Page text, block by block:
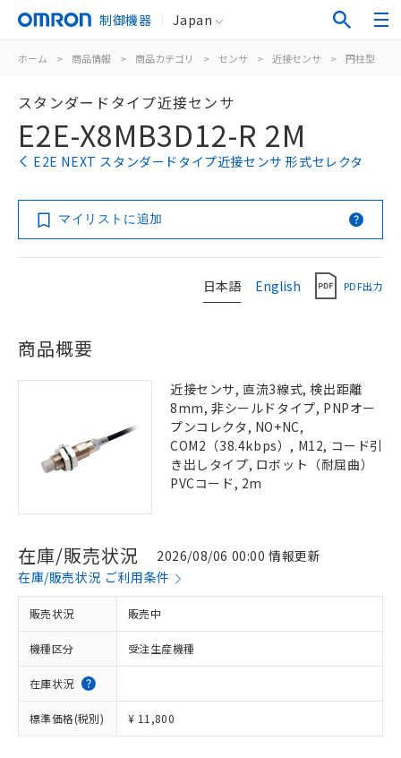
制御機器 Japan
ホーム > 商品情報 > 商品カテゴリ > センサ > 近接センサ > 円柱型
スタンダードタイプ近接センサ
E2E-X8MB3D12-R 2M
E2E NEXT スタンダードタイプ近接センサ 形式セレクタ
マイリストに追加
日本語 English PDF出力
商品概要
近接センサ, 直流3線式, 検出距離
8mm, 非シールドタイプ, PNPオー
プンコレクタ, NO+NC,
COM2（38.4kbps）, M12, コード引
き出しタイプ, ロボット（耐屈曲）
PVCコード, 2m
在庫/販売状況
2026/08/06 00:00 情報更新
在庫/販売状況 ご利用条件
販売状況 販売中
機種区分 受注生産機種
在庫状況
標準価格(税別) ¥ 11,800